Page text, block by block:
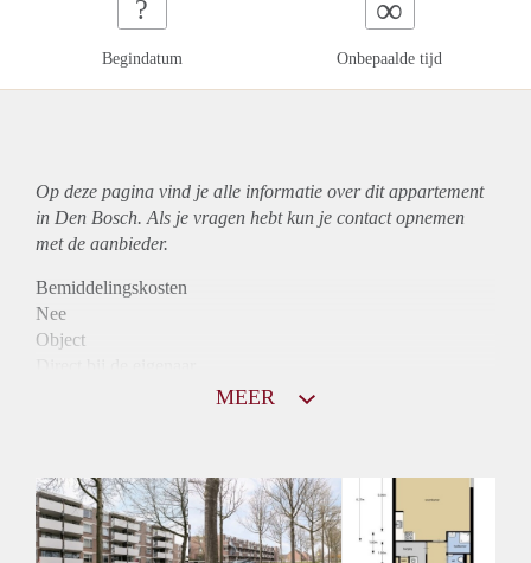
?
Begindatum
∞
Onbepaalde tijd
Op deze pagina vind je alle informatie over ditappartement
in Den Bosch. Als je vragen hebt kun je contact opnemen
met de aanbieder.
Bemiddelingskosten
Nee
Object
Huurtoeslag
Niet mogelijk
Inkomen eis
MEER